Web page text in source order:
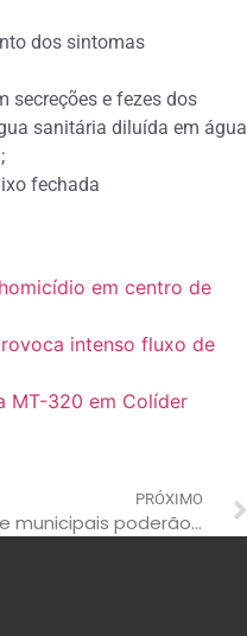
dos sintomas
secreções e fezes dos
sanitária diluída em água
fechada
em centro de
intenso fluxo de
MT-320 em Colíder
PRÓXIMO
empresas estaduais e municipais poderão pegar r$ 3 bi emprestados